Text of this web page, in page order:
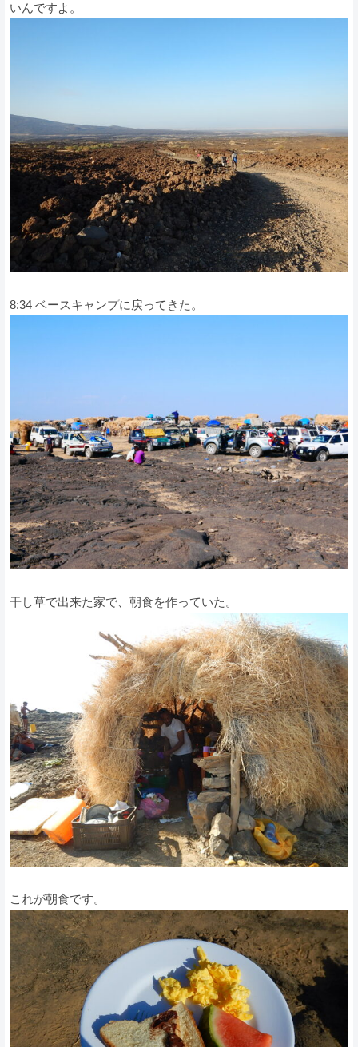
いんですよ。
8:34 ベースキャンプに戻ってきた。
干し草で出来た家で、朝食を作っていた。
これが朝食です。